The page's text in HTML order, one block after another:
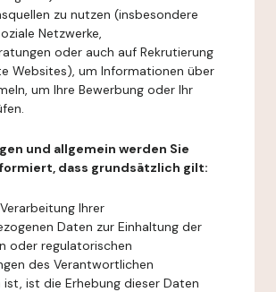
zu nutzen (insbesondere
Netzwerke,
oder auch auf Rekrutierung
Websites), um Informationen über
um Ihre Bewerbung oder Ihr
und allgemein werden Sie
dass grundsätzlich gilt:
Ihrer
Daten zur Einhaltung der
oder regulatorischen
des Verantwortlichen
ist die Erhebung dieser Daten